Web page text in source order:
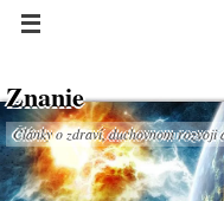
Znanie
Články o zdraví, duchovnom rozvoji